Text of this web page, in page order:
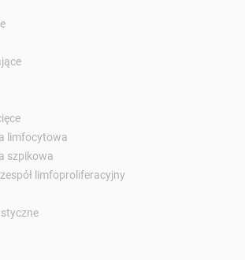
limfocytowa
szpikowa
limfoproliferacyjny